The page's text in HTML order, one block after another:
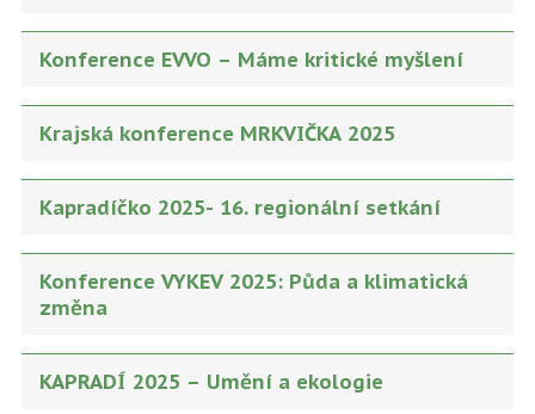
Konference EVVO – Máme kritické myšlení
Krajská konference MRKVIČKA 2025
Kapradíčko 2025- 16. regionální setkání
Konference VYKEV 2025: Půda a klimatická
změna
KAPRADÍ 2025 – Umění a ekologie